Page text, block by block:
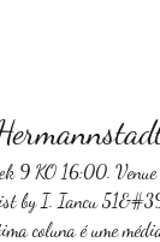
by I. Iancu
coluna é ume